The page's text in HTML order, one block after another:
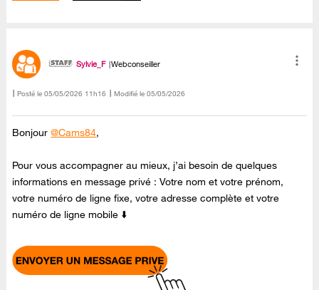
Sylvie_F Webconseiller
Posté le ‎05/05/2026 11h16 Modifié le 05/05/2026
Bonjour@Cams84,
Pour vous accompagner au mieux, j’ai besoin de quelques
informations en message privé : Votre nom et votre prénom,
votre numéro de ligne fixe, votre adresse complète et votre
numéro de ligne mobile ⬇️